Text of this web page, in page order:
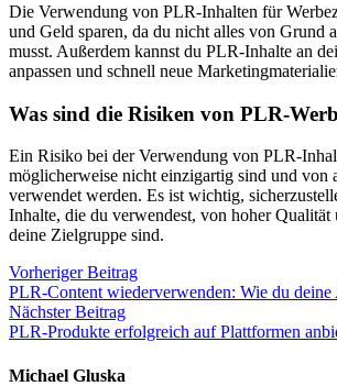
Die Verwendung von PLR-Inhalten für
und Geld sparen, da du nicht alles von Grund
musst. Außerdem kannst du PLR-Inhalte an
anpassen und schnell neue
Was sind die Risiken von PLR-
Ein Risiko bei der Verwendung von PLR-
möglicherweise nicht einzigartig sind und von
verwendet werden. Es ist wichtig,
Inhalte, die du verwendest, von hoher Qualität
deine Zielgruppe sind.
Beitragsnavigation
Vorheriger BeitragVorheriger
Beitrag:
PLR-Content wiederverwenden: Wie du
Nächster BeitragNächster
Beitrag:
PLR-Produkte erfolgreich auf Plattformen
Michael Gluska